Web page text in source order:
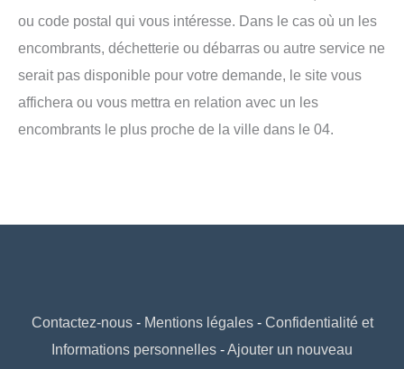
ou code postal qui vous intéresse. Dans le cas où un les
encombrants, déchetterie ou débarras ou autre service ne
serait pas disponible pour votre demande, le site vous
affichera ou vous mettra en relation avec un les
encombrants le plus proche de la ville dans le 04.
Contactez-nous- Mentions légales- Confidentialité et
Informations personnelles -Ajouter un nouveau